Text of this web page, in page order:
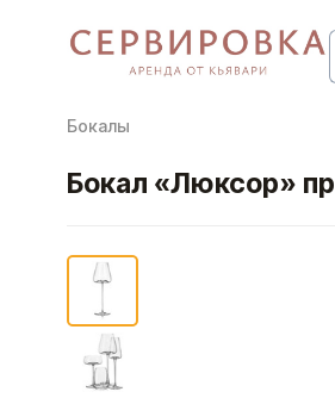
Бокалы
Бокал «Люксор»